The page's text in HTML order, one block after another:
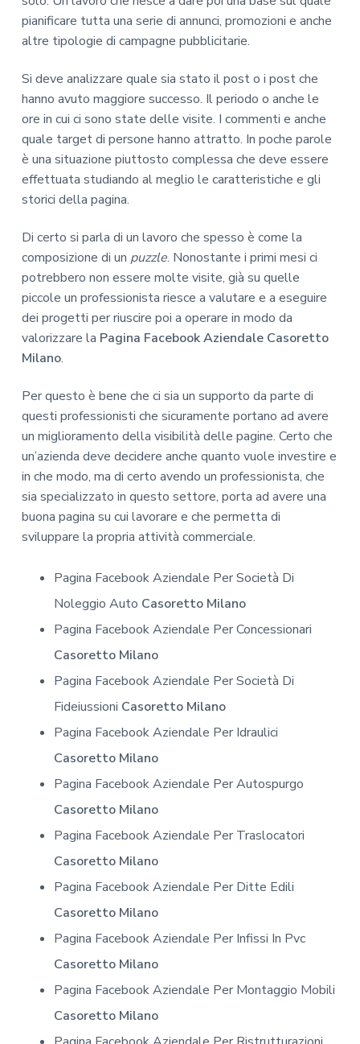
pianificare tutta una serie di annunci, promozioni e anche
altre tipologie di campagne pubblicitarie.
Si deve analizzare quale sia stato il post o i post che
hanno avuto maggiore successo. Il periodo o anche le
ore in cui ci sono state delle visite. I commenti e anche
quale target di persone hanno attratto. In poche parole
è una situazione piuttosto complessa che deve essere
effettuata studiando al meglio le caratteristiche e gli
storici della pagina.
Di certo si parla di un lavoro che spesso è come la
composizione di un puzzle. Nonostante i primi mesi ci
potrebbero non essere molte visite, già su quelle
piccole un professionista riesce a valutare e a eseguire
dei progetti per riuscire poi a operare in modo da
valorizzare la Pagina Facebook Aziendale Casoretto
Milano.
Per questo è bene che ci sia un supporto da parte di
questi professionisti che sicuramente portano ad avere
un miglioramento della visibilità delle pagine. Certo che
un’azienda deve decidere anche quanto vuole investire e
in che modo, ma di certo avendo un professionista, che
sia specializzato in questo settore, porta ad avere una
buona pagina su cui lavorare e che permetta di
sviluppare la propria attività commerciale.
Pagina Facebook Aziendale Per Società Di
Noleggio Auto Casoretto Milano
Pagina Facebook Aziendale Per Concessionari
Casoretto Milano
Pagina Facebook Aziendale Per Società Di
Fideiussioni Casoretto Milano
Pagina Facebook Aziendale Per Idraulici
Casoretto Milano
Pagina Facebook Aziendale Per Autospurgo
Casoretto Milano
Pagina Facebook Aziendale Per Traslocatori
Casoretto Milano
Pagina Facebook Aziendale Per Ditte Edili
Casoretto Milano
Pagina Facebook Aziendale Per Infissi In Pvc
Casoretto Milano
Pagina Facebook Aziendale Per Montaggio Mobili
Casoretto Milano